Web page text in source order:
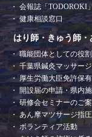
会報誌「TODOROKI
健康相談窓口
はり師・きゅう師
職能団体としての役割
千葉県鍼灸マッサー
厚生労働大臣免許保
開設届の申請・県内
研修会セミナーのご
あん摩マツサージ指
ボランティア活動